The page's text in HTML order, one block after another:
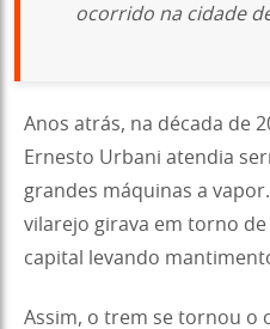
ocorrido na cidade
Anos atrás, na década de
Ernesto Urbani atendia
grandes máquinas a
vilarejo girava em torno
capital levando
Assim, o trem se tornou o